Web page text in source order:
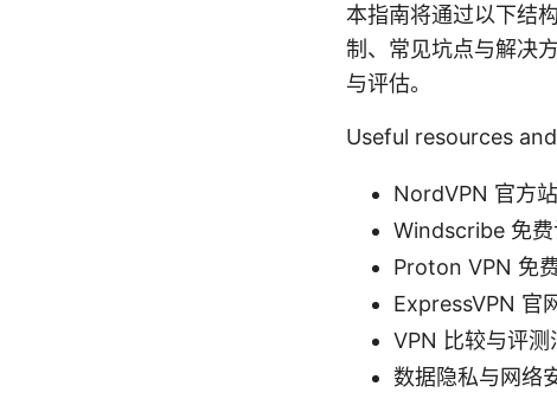
本指南将通过以下结
制、常见坑点与解决
与评估。
Useful resources
NordVPN 官方
Windscribe 免
Proton VPN 免
ExpressVPN 官
VPN 比较与评
数据隐私与网